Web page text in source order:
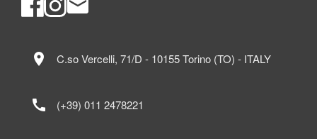
location_on C.so Vercelli, 71/D - 10155 Torino (TO) - ITALY
call (+39) 011 2478221